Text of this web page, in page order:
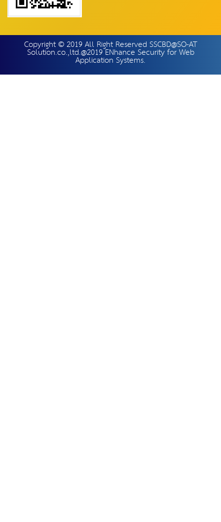
Copyright © 2019 All Right Reserved SSCBD@SO-AT
Solution.co.,ltd.@2019 ENhance Security for Web
Application Systems.